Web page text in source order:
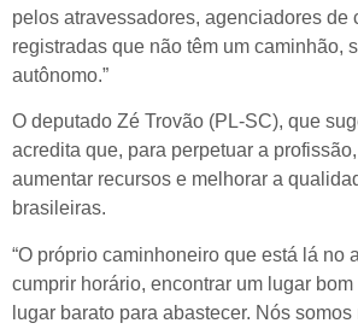
pelos atravessadores, agenciadores de
registradas que não têm um caminhão,
autônomo.”
O deputado Zé Trovão (PL-SC), que
acredita que, para perpetuar a
aumentar recursos e melhorar a
brasileiras.
“O próprio caminhoneiro que está lá no
cumprir horário, encontrar um lugar
lugar barato para abastecer. Nós